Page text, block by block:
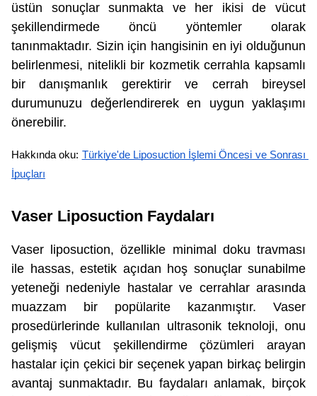
üstün sonuçlar sunmakta ve her ikisi de vücut
şekillendirmede öncü yöntemler olarak
tanınmaktadır. Sizin için hangisinin en iyi olduğunun
belirlenmesi, nitelikli bir kozmetik cerrahla kapsamlı
bir danışmanlık gerektirir ve cerrah bireysel
durumunuzu değerlendirerek en uygun yaklaşımı
önerebilir.
Hakkında oku: Türkiye'de Liposuction İşlemi Öncesi ve Sonrası
İpuçları
Vaser Liposuction Faydaları
Vaser liposuction, özellikle minimal doku travması
ile hassas, estetik açıdan hoş sonuçlar sunabilme
yeteneği nedeniyle hastalar ve cerrahlar arasında
muazzam bir popülarite kazanmıştır. Vaser
prosedürlerinde kullanılan ultrasonik teknoloji, onu
gelişmiş vücut şekillendirme çözümleri arayan
hastalar için çekici bir seçenek yapan birkaç belirgin
avantaj sunmaktadır. Bu faydaları anlamak, birçok